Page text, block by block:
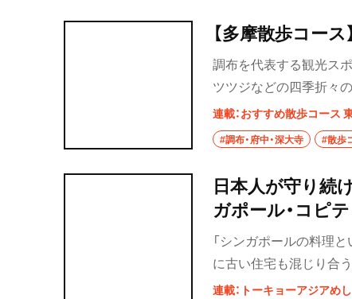
【多摩散歩コー
調布を代表する観光ス
ツツジなどの四季折々
室などもあり、花好き
り、釈迦堂に安置され
深大寺そばで決まりだ
らした街。「布多天神社
ジェを飾り、訪れる人
ちを探してみよう。
連載：おすすめ散歩コース
#調布・府中・深大寺 #散歩
日本人が守り続
ガポール・コピ
「シンガポールの料理
に古い住宅も混じり合
は言う。
連載：トーキョーアジアめし